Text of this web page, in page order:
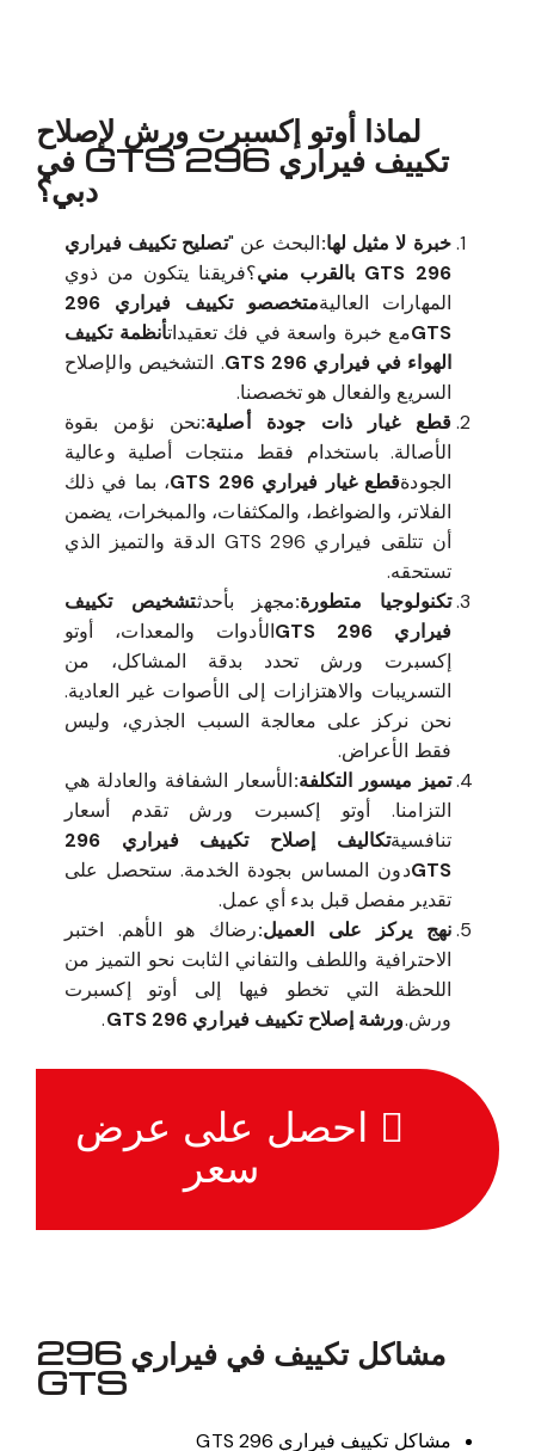
لماذا أوتو إكسبرت ورش لإصلاح
تكييف فيراري 296 GTS في
دبي؟
خبرة لا مثيل لها:البحث عن "تصليح تكييف فيراري
296 GTS بالقرب مني
؟فريقنا يتكون من ذوي
المهارات العالية
متخصصو تكييف فيراري 296
GTSمع خبرة واسعة في فك تعقيداتأنظمة تكييف
الهواء في فيراري 296 GTS
. التشخيص والإصلاح
السريع والفعال هو تخصصنا.
قطع غيار ذات جودة أصلية:نحن نؤمن بقوة
الأصالة. باستخدام فقط منتجات أصلية وعالية
الجودةقطع غيار فيراري 296 GTS
، بما في ذلك
الفلاتر، والضواغط، والمكثفات، والمبخرات، يضمن
أن تتلقى فيراري 296 GTS الدقة والتميز الذي
تستحقه.
تكنولوجيا متطورة:مجهز بأحدثتشخيص تكييف
فيراري 296 GTS
الأدوات والمعدات، أوتو
إكسبرت ورش تحدد بدقة المشاكل، من
التسريبات والاهتزازات إلى الأصوات غير العادية.
نحن نركز على معالجة السبب الجذري، وليس
فقط الأعراض.
تميز ميسور التكلفة:الأسعار الشفافة والعادلة هي
التزامنا. أوتو إكسبرت ورش تقدم أسعار
تنافسية
تكاليف إصلاح تكييف فيراري 296
GTSدون المساس بجودة الخدمة. ستحصل على
تقدير مفصل قبل بدء أي عمل.
نهج يركز على العميل:رضاك هو الأهم. اختبر
الاحترافية واللطف والتفاني الثابت نحو التميز من
اللحظة التي تخطو فيها إلى أوتو إكسبرت
ورش.ورشة إصلاح تكييف فيراري 296 GTS .
احصل على عرض
سعر
مشاكل تكييف في فيراري 296
GTS
مشاكل تكييف فيراري 296 GTS